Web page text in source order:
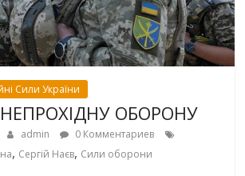
Сили України
ОБОРОНУ
admin
0 Комментариев
, Сергій Наєв, Сили оборони